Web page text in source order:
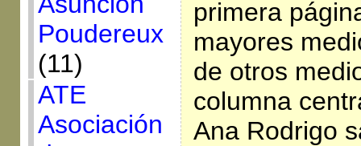
Poudereux
(11)
ATE
Asociación
primera
mayores
de otros
columna
Ana Rodrigo